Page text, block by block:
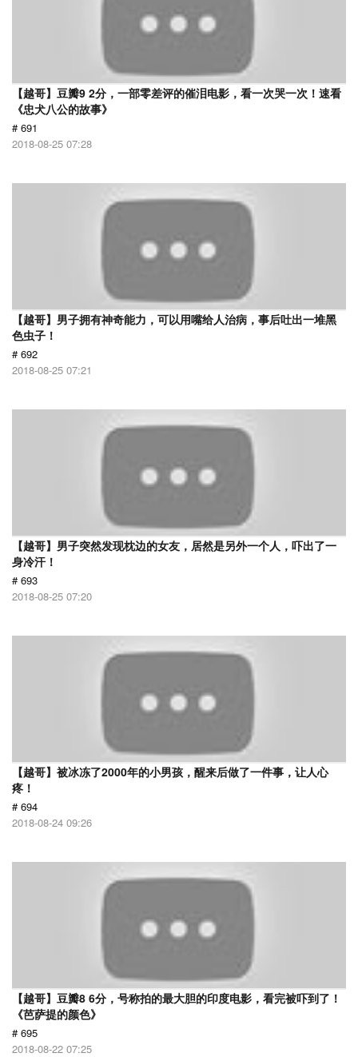
【越哥】豆瓣9 2分，一部零差评的催泪电影，看一次哭一次！速看
《忠犬八公的故事》
# 691
2018-08-25 07:28
【越哥】男子拥有神奇能力，可以用嘴给人治病，事后吐出一堆黑
色虫子！
# 692
2018-08-25 07:21
【越哥】男子突然发现枕边的女友，居然是另外一个人，吓出了一
身冷汗！
# 693
2018-08-25 07:20
【越哥】被冰冻了2000年的小男孩，醒来后做了一件事，让人心
疼！
# 694
2018-08-24 09:26
【越哥】豆瓣8 6分，号称拍的最大胆的印度电影，看完被吓到了！
《芭萨提的颜色》
# 695
2018-08-22 07:25